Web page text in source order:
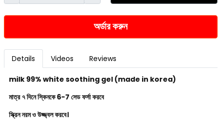
অর্ডার করুন
Details Videos Reviews
milk 99% white soothing gel (made in korea)
মাত্র ৭ দিনে স্কিনকে 6-7 সেড ফর্সা করবে
স্ক্রিন নরম ও উজ্জ্বল করবে।